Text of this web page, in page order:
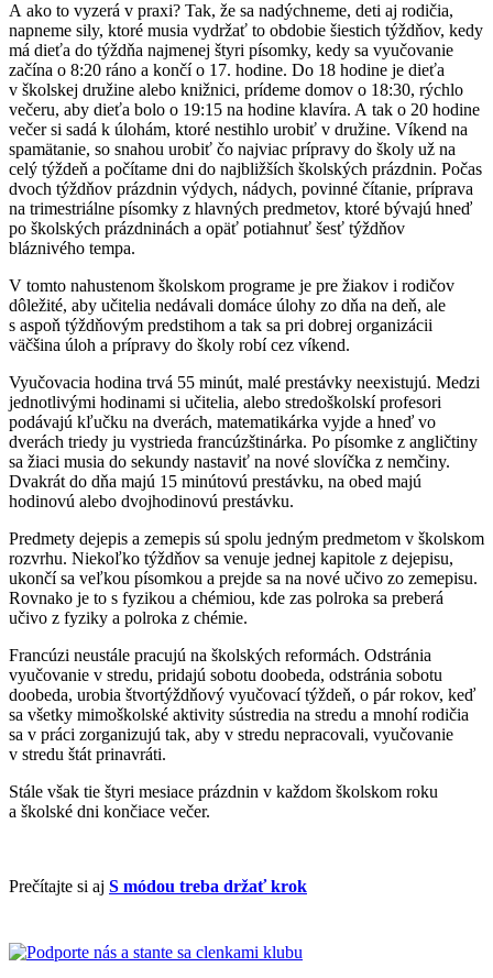
A ako to vyzerá v praxi? Tak, že sa nadýchneme, deti aj rodičia,
napneme sily, ktoré musia vydržať to obdobie šiestich týždňov, kedy
má dieťa do týždňa najmenej štyri písomky, kedy sa vyučovanie
začína o 8:20 ráno a končí o 17. hodine. Do 18 hodine je dieťa
v školskej družine alebo knižnici, prídeme domov o 18:30, rýchlo
večeru, aby dieťa bolo o 19:15 na hodine klavíra. A tak o 20 hodine
večer si sadá k úlohám, ktoré nestihlo urobiť v družine. Víkend na
spamätanie, so snahou urobiť čo najviac prípravy do školy už na
celý týždeň a počítame dni do najbližších školských prázdnin. Počas
dvoch týždňov prázdnin výdych, nádych, povinné čítanie, príprava
na trimestriálne písomky z hlavných predmetov, ktoré bývajú hneď
po školských prázdninách a opäť potiahnuť šesť týždňov
bláznivého tempa.
V tomto nahustenom školskom programe je pre žiakov i rodičov
dôležité, aby učitelia nedávali domáce úlohy zo dňa na deň, ale
s aspoň týždňovým predstihom a tak sa pri dobrej organizácii
väčšina úloh a prípravy do školy robí cez víkend.
Vyučovacia hodina trvá 55 minút, malé prestávky neexistujú. Medzi
jednotlivými hodinami si učitelia, alebo stredoškolskí profesori
podávajú kľučku na dverách, matematikárka vyjde a hneď vo
dverách triedy ju vystrieda francúzštinárka. Po písomke z angličtiny
sa žiaci musia do sekundy nastaviť na nové slovíčka z nemčiny.
Dvakrát do dňa majú 15 minútovú prestávku, na obed majú
hodinovú alebo dvojhodinovú prestávku.
Predmety dejepis a zemepis sú spolu jedným predmetom v školskom
rozvrhu. Niekoľko týždňov sa venuje jednej kapitole z dejepisu,
ukončí sa veľkou písomkou a prejde sa na nové učivo zo zemepisu.
Rovnako je to s fyzikou a chémiou, kde zas polroka sa preberá
učivo z fyziky a polroka z chémie.
Francúzi neustále pracujú na školských reformách. Odstránia
vyučovanie v stredu, pridajú sobotu doobeda, odstránia sobotu
doobeda, urobia štvortýždňový vyučovací týždeň, o pár rokov, keď
sa všetky mimoškolské aktivity sústredia na stredu a mnohí rodičia
sa v práci zorganizujú tak, aby v stredu nepracovali, vyučovanie
v stredu štát prinavráti.
Stále však tie štyri mesiace prázdnin v každom školskom roku
a školské dni končiace večer.
Prečítajte si aj S módou treba držať krok